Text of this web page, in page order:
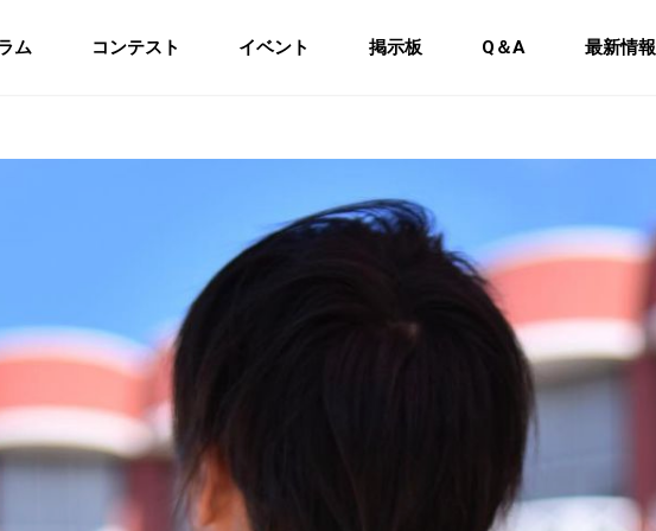
ム コンテスト イベント 掲示板 Q＆A 最新情報